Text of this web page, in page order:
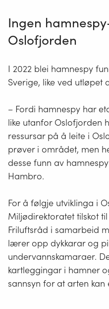
Ingen
Oslofjorden
I 2022 blei hamnespy
Sverige, like ved utløpet
– Fordi hamnespy har
like utanfor Oslofjorden
ressursar på å leite i
prøver i området, men
desse funn av
Hambro.
For å følgje utviklinga i
Miljødirektoratet tilskot
Friluftsråd i samarbeid
lærer opp dykkarar og
undervannskamaraer.
kartleggingar i hamner
sannsyn for at arten kan